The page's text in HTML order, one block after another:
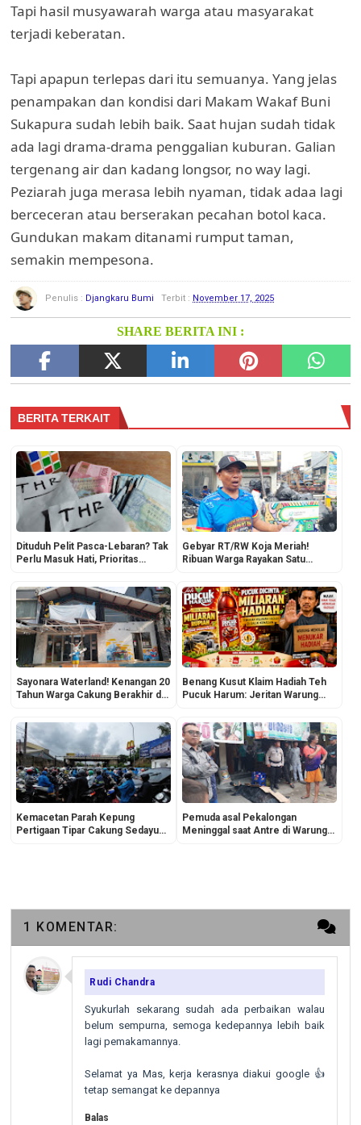
Tapi hasil musyawarah warga atau masyarakat
terjadi keberatan.
Tapi apapun terlepas dari itu semuanya. Yang jelas
penampakan dan kondisi dari Makam Wakaf Buni
Sukapura sudah lebih baik. Saat hujan sudah tidak
ada lagi drama-drama penggalian kuburan. Galian
tergenang air dan kadang longsor, no way lagi.
Peziarah juga merasa lebih nyaman, tidak adaa lagi
berceceran atau berserakan pecahan botol kaca.
Gundukan makam ditanami rumput taman,
semakin mempesona.
Penulis : Djangkaru Bumi Terbit : November 17, 2025
SHARE BERITA INI :
BERITA TERKAIT
Dituduh Pelit Pasca-Lebaran? Tak
Perlu Masuk Hati, Prioritas
Gebyar RT/RW Koja Meriah!
Ribuan Warga Rayakan Satu
HUT DKI ke-499
Sayonara Waterland! Kenangan 20
Tahun Warga Cakung Berakhir di
Benang Kusut Klaim Hadiah Teh
Pucuk Harum: Jeritan Warung
Kemacetan Parah Kepung
Pertigaan Tipar Cakung Sedayu
Pemuda asal Pekalongan
Meninggal saat Antre di Warung
1 KOMENTAR:
Rudi Chandra
Syukurlah sekarang sudah ada perbaikan walau
belum sempurna, semoga kedepannya lebih baik
lagi pemakamannya.
Selamat ya Mas, kerja kerasnya diakui google 👍
tetap semangat ke depannya
Balas